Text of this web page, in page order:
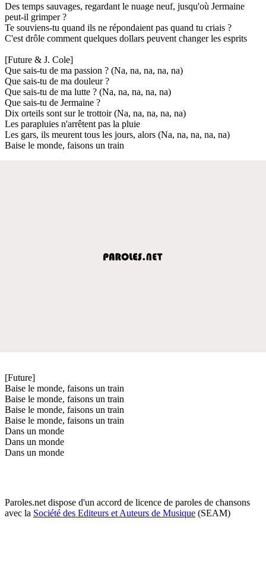
Des temps sauvages, regardant le nuage neuf, jusqu'où Jermaine
peut-il grimper ?
Te souviens-tu quand ils ne répondaient pas quand tu criais ?
C'est drôle comment quelques dollars peuvent changer les esprits
[Future & J. Cole]
Que sais-tu de ma passion ? (Na, na, na, na, na)
Que sais-tu de ma douleur ?
Que sais-tu de ma lutte ? (Na, na, na, na, na)
Que sais-tu de Jermaine ?
Dix orteils sont sur le trottoir (Na, na, na, na, na)
Les parapluies n'arrêtent pas la pluie
Les gars, ils meurent tous les jours, alors (Na, na, na, na, na)
Baise le monde, faisons un train
[Future]
Baise le monde, faisons un train
Baise le monde, faisons un train
Baise le monde, faisons un train
Baise le monde, faisons un train
Dans un monde
Dans un monde
Dans un monde
Paroles.net dispose d'un accord de licence de paroles de chansons
avec la Société des Editeurs et Auteurs de Musique (SEAM)